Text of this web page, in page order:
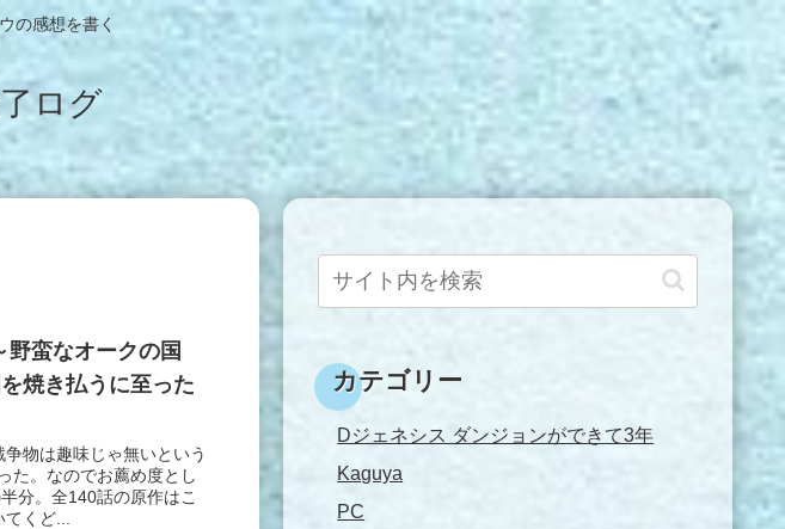
の感想を書く
ログ
蛮なオークの国
焼き払うに至った
物は趣味じゃ無いという
た。なのでお薦め度とし
分。全140話の原作はこ
くど...
カテゴリー
Dジェネシス ダンジョンができて3年
Kaguya
PC